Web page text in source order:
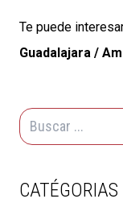
Te puede
Guadalajara /
CATÉGORIAS